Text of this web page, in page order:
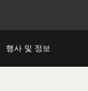
행사 및 정보